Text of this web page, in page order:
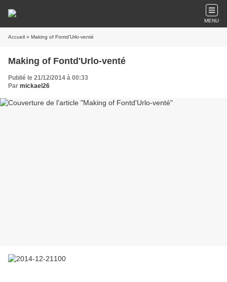
MENU
Accueil » Making of Fontd'Urlo-venté
Making of Fontd'Urlo-venté
Publié le 21/12/2014 à 00:33
Par mickael26